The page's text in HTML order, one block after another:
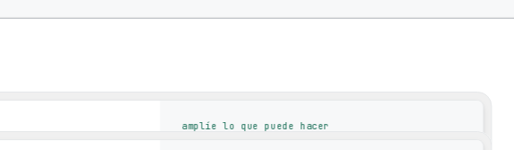
amplíe lo que puede hacer